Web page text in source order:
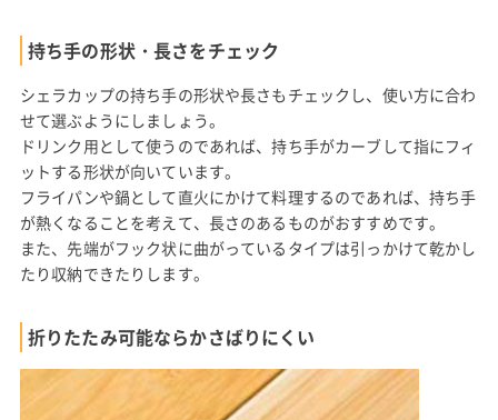
持ち手の形状・長さをチェック
シェラカップの持ち手の形状や長さもチェックし、使い方に合わ
せて選ぶようにしましょう。
ドリンク用として使うのであれば、持ち手がカーブして指にフィ
ットする形状が向いています。
フライパンや鍋として直火にかけて料理するのであれば、持ち手
が熱くなることを考えて、長さのあるものがおすすめです。
また、先端がフック状に曲がっているタイプは引っかけて乾かし
たり収納できたりします。
折りたたみ可能ならかさばりにくい